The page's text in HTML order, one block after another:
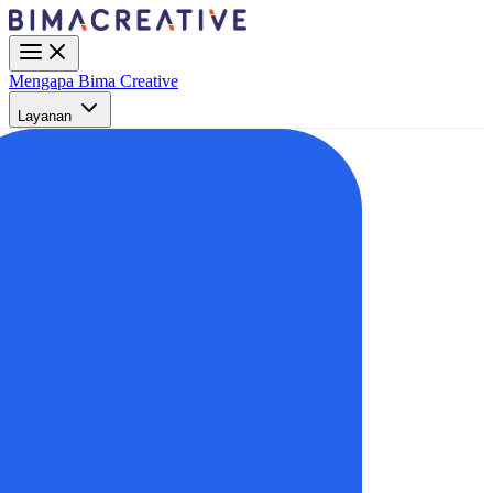
Mengapa Bima Creative
Layanan